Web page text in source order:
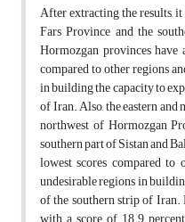
After extracting the results,
Fars Province and the
Hormozgan provinces have
compared to other regions
in building the capacity to
of Iran. Also, the eastern
northwest of Hormozgan
southern part of Sistan and
lowest scores compared to
undesirable regions in
of the southern strip of Iran.